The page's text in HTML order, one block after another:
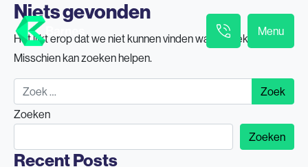
Menu
Niets gevonden
Het lijkt erop dat we niet kunnen vinden wat je zoekt.
Misschien kan zoeken helpen.
Zoek naar:
Zoeken
Zoeken
Recent Posts